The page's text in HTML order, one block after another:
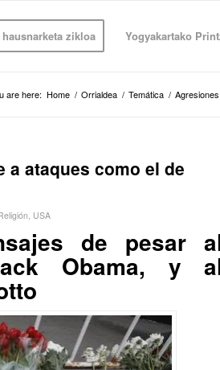
hausnarketa zikloa Yogyakartako
are here: Home / Orrialdea / Temática / Agresiones
a ataques como el de
, USA
de pesar
Obama, y